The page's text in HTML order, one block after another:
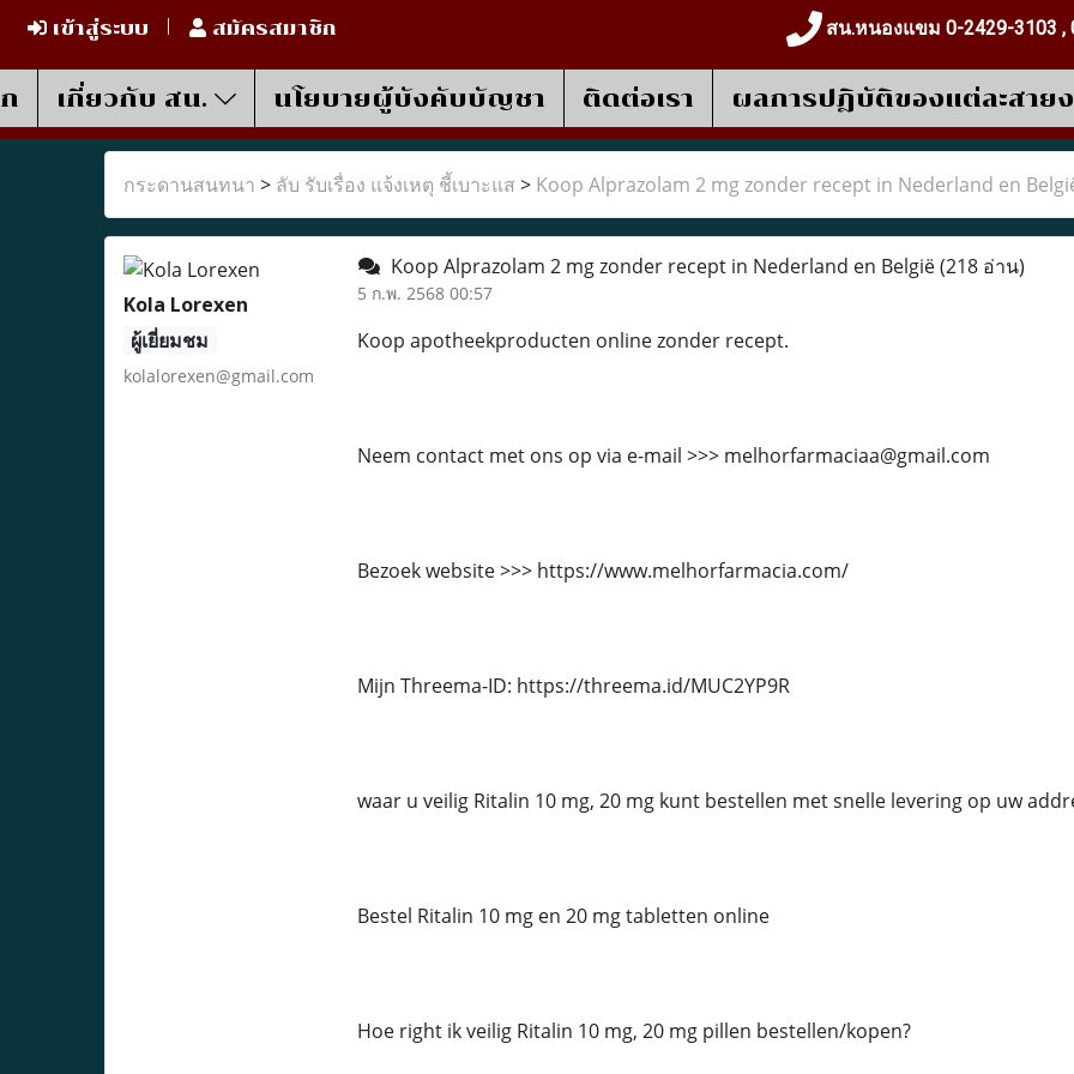
เข้าสู่ระบบ สมัครสมาชิก สน.หนองแขม 0-2429-3103 ,
เกี่ยวกับ สน. นโยบายผู้บังคับบัญชา ติดต่อเรา ผลการปฎิบัติของแต่ละสาย
กระดานสนทนา > ลับ รับเรื่อง แจ้งเหตุ ชี้เบาะแส > Koop Alprazolam 2 mg zonder recept in Nederland en
Kola Lorexen
ผู้เยี่ยมชม
kolalorexen@gmail.com
Koop Alprazolam 2 mg zonder recept in Nederland en België(218 อ่าน)
5 ก.พ. 2568 00:57
Koop apotheekproducten online zonder recept.
Neem contact met ons op via e-mail >>> melhorfarmaciaa@gmail.com
Bezoek website >>> https://www.melhorfarmacia.com/
Mijn Threema-ID: https://threema.id/MUC2YP9R
waar u veilig Ritalin 10 mg, 20 mg kunt bestellen met snelle levering op uw
Bestel Ritalin 10 mg en 20 mg tabletten online
Hoe right ik veilig Ritalin 10 mg, 20 mg pillen bestellen/kopen?